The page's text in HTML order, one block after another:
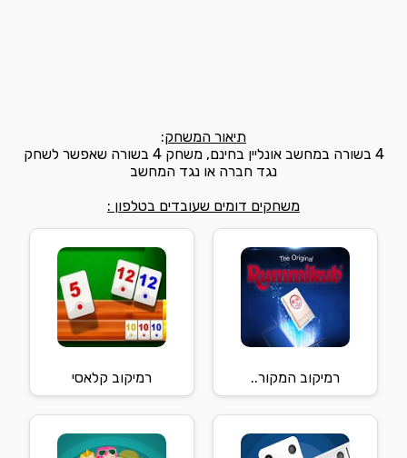
תיאור המשחק:
4 בשורה במחשב אונליין בחינם, משחק 4 בשורה שאפשר לשחק
נגד חברה או נגד המחשב
משחקים דומים שעובדים בטלפון :
רמיקוב המקור.. רמיקוב קלאסי